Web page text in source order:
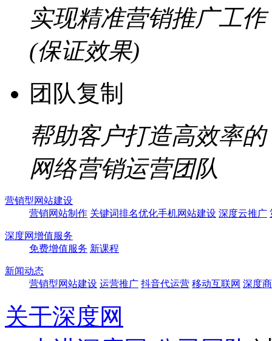
实现精准营销推广工作
(保证效果)
团队复制
帮助客户打造高效率的
网络营销运营团队
营销型网站建设
营销网站制作 关键词排名优化手机网站建设 深度云推广
深度网增值服务
免费增值服务 新课程
新闻动态
营销型网站建设 运营推广 抖音代运营 移动互联网 深度
关于深度网